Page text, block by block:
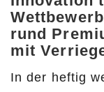
rund
mit
In der heftig